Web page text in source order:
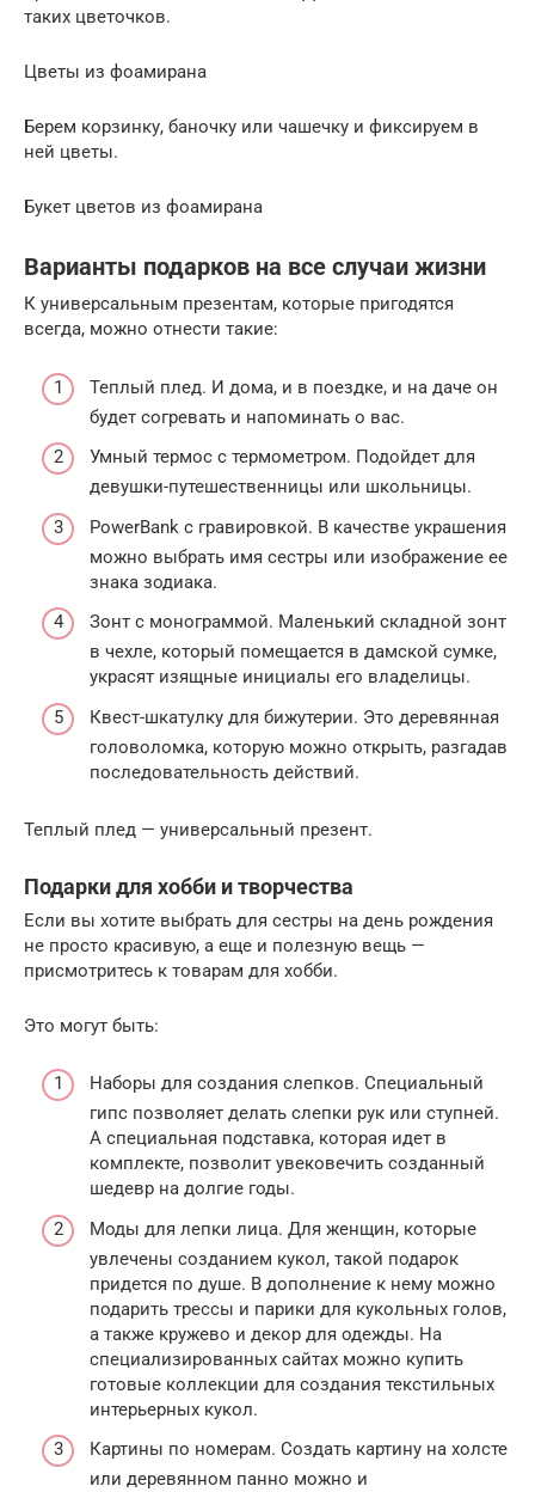
таких цветочков.
Цветы из фоамирана
Берем корзинку, баночку или чашечку и фиксируем в
ней цветы.
Букет цветов из фоамирана
Варианты подарков на все случаи жизни
К универсальным презентам, которые пригодятся
всегда, можно отнести такие:
Теплый плед. И дома, и в поездке, и на даче он
будет согревать и напоминать о вас.
Умный термос с термометром. Подойдет для
девушки-путешественницы или школьницы.
PowerBank с гравировкой. В качестве украшения
можно выбрать имя сестры или изображение ее
знака зодиака.
Зонт с монограммой. Маленький складной зонт
в чехле, который помещается в дамской сумке,
украсят изящные инициалы его владелицы.
Квест-шкатулку для бижутерии. Это деревянная
головоломка, которую можно открыть, разгадав
последовательность действий.
Теплый плед — универсальный презент.
Подарки для хобби и творчества
Если вы хотите выбрать для сестры на день рождения
не просто красивую, а еще и полезную вещь —
присмотритесь к товарам для хобби.
Это могут быть:
Наборы для создания слепков. Специальный
гипс позволяет делать слепки рук или ступней.
А специальная подставка, которая идет в
комплекте, позволит увековечить созданный
шедевр на долгие годы.
Моды для лепки лица. Для женщин, которые
увлечены созданием кукол, такой подарок
придется по душе. В дополнение к нему можно
подарить трессы и парики для кукольных голов,
а также кружево и декор для одежды. На
специализированных сайтах можно купить
готовые коллекции для создания текстильных
интерьерных кукол.
Картины по номерам. Создать картину на холсте
или деревянном панно можно и